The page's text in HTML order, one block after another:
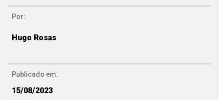
Por:
Hugo Rosas
Publicado em:
15/08/2023